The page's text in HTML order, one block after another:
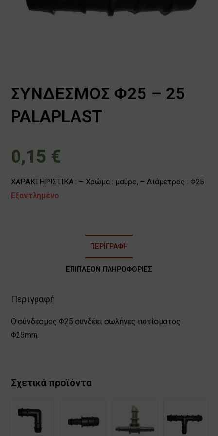
ΣΥΝΔΕΣΜΟΣ Φ25 – 25
PALAPLAST
0,15 €
ΧΑΡΑΚΤΗΡΙΣΤΙΚΑ : – Χρώμα : μαύρο, – Διάμετρος : Φ25
Εξαντλημένο
ΠΕΡΙΓΡΑΦΉ
ΕΠΙΠΛΈΟΝ ΠΛΗΡΟΦΟΡΊΕΣ
Περιγραφή
Ο σύνδεσμος Φ25 συνδέει σωλήνες ποτίσματος
Φ25mm.
Σχετικά προϊόντα